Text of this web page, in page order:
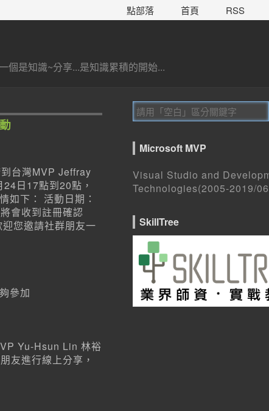
點部落 首頁 RSS
個是知識~分享...是知識累積的開始...
台灣MVP Jeffray
日17點到20點，
如下： 活動日期：
會收到註冊確認
您邀請社群朋友一
參加
Yu-Hsun Lin 林裕
友進行線上分享，
Microsoft MVP
Visual Studio and
Technologies(2005-2019/
SkillTree